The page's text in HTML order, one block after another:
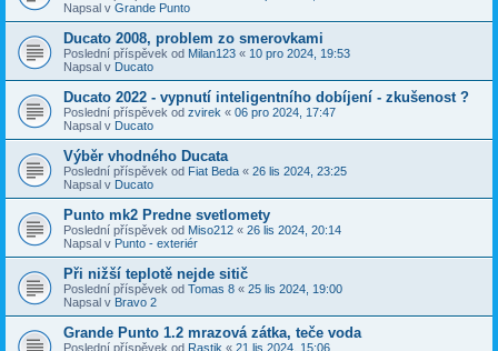
Napsal v Grande Punto
Ducato 2008, problem zo smerovkami
Poslední příspěvek od Milan123 « 10 pro 2024, 19:53
Napsal v Ducato
Ducato 2022 - vypnutí inteligentního dobíjení - zkušenost ?
Poslední příspěvek od zvirek « 06 pro 2024, 17:47
Napsal v Ducato
Výběr vhodného Ducata
Poslední příspěvek od Fiat Beda « 26 lis 2024, 23:25
Napsal v Ducato
Punto mk2 Predne svetlomety
Poslední příspěvek od Miso212 « 26 lis 2024, 20:14
Napsal v Punto - exteriér
Při nižší teplotě nejde sitič
Poslední příspěvek od Tomas 8 « 25 lis 2024, 19:00
Napsal v Bravo 2
Grande Punto 1.2 mrazová zátka, teče voda
Poslední příspěvek od Rastik « 21 lis 2024, 15:06